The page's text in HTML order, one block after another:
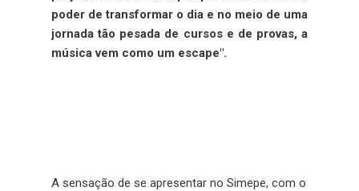
poder de transformar o dia e no meio de uma
jornada tão pesada de cursos e de provas, a
música vem como um escape".
A sensação de se apresentar no Simepe, com o